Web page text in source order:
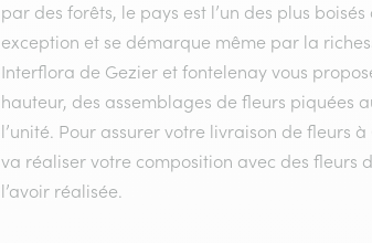
par des forêts, le pays est l’un des plus
exception et se démarque même par la
Interflora de Gezier et fontelenay vous
hauteur, des assemblages de fleurs piquées
l’unité. Pour assurer votre livraison de fleurs
va réaliser votre composition avec des
l’avoir réalisée.